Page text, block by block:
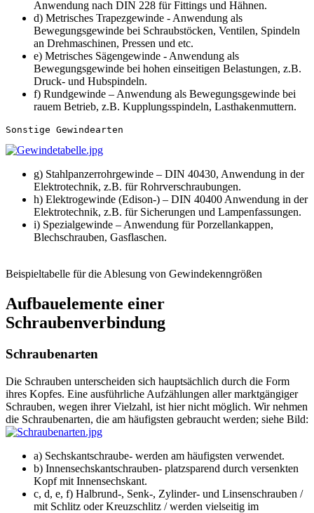
Anwendung nach DIN 228 für Fittings und Hähnen.
d) Metrisches Trapezgewinde - Anwendung als
Bewegungsgewinde bei Schraubstöcken, Ventilen, Spindeln
an Drehmaschinen, Pressen und etc.
e) Metrisches Sägengewinde - Anwendung als
Bewegungsgewinde bei hohen einseitigen Belastungen, z.B.
Druck- und Hubspindeln.
f) Rundgewinde – Anwendung als Bewegungsgewinde bei
rauem Betrieb, z.B. Kupplungsspindeln, Lasthakenmuttern.
g) Stahlpanzerrohrgewinde – DIN 40430, Anwendung in der
Elektrotechnik, z.B. für Rohrverschraubungen.
h) Elektrogewinde (Edison-) – DIN 40400 Anwendung in der
Elektrotechnik, z.B. für Sicherungen und Lampenfassungen.
i) Spezialgewinde – Anwendung für Porzellankappen,
Blechschrauben, Gasflaschen.
Beispieltabelle für die Ablesung von Gewindekenngrößen
Aufbauelemente einer
Schraubenverbindung
Schraubenarten
Die Schrauben unterscheiden sich hauptsächlich durch die Form
ihres Kopfes. Eine ausführliche Aufzählungen aller marktgängiger
Schrauben, wegen ihrer Vielzahl, ist hier nicht möglich. Wir nehmen
die Schraubenarten, die am häufigsten gebraucht werden; siehe Bild:
a) Sechskantschraube- werden am häufigsten verwendet.
b) Innensechskantschrauben- platzsparend durch versenkten
Kopf mit Innensechskant.
c, d, e, f) Halbrund-, Senk-, Zylinder- und Linsenschrauben /
mit Schlitz oder Kreuzschlitz / werden vielseitig im